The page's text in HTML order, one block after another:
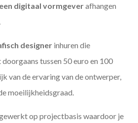
digitaal vormgeverafhangen
designer inhuren die
tussen 50 euro en 100
van de ervaring van de ontwerper,
moeilijkheidsgraad.
op projectbasis waardoor je